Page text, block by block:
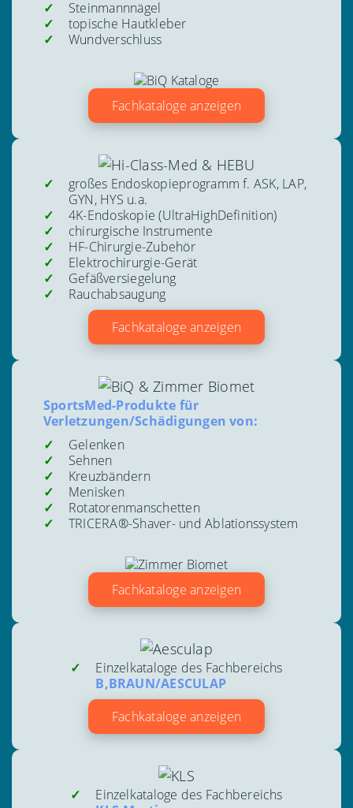
Steinmannnägel
topische Hautkleber
Wundverschluss
Fachkataloge anzeigen
großes Endoskopieprogramm f. ASK, LAP,
GYN, HYS u.a.
4K-Endoskopie (UltraHighDefinition)
chirurgische Instrumente
HF-Chirurgie-Zubehör
Elektrochirurgie-Gerät
Gefäßversiegelung
Rauchabsaugung
Fachkataloge anzeigen
SportsMed-Produkte für
Verletzungen/Schädigungen von:
Gelenken
Sehnen
Kreuzbändern
Menisken
Rotatorenmanschetten
TRICERA®-Shaver- und Ablationssystem
Fachkataloge anzeigen
Einzelkataloge des Fachbereichs
B,BRAUN/AESCULAP
Fachkataloge anzeigen
Einzelkataloge des Fachbereichs